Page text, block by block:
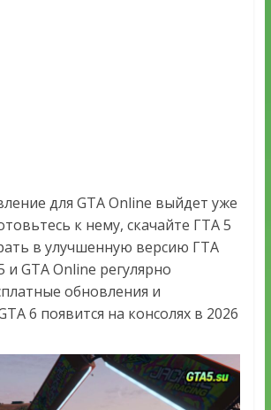
для GTA Online выйдет уже
к нему, скачайте ГТА 5
в улучшенную версию ГТА
и GTA Online регулярно
обновления и
6 появится на консолях в 2026